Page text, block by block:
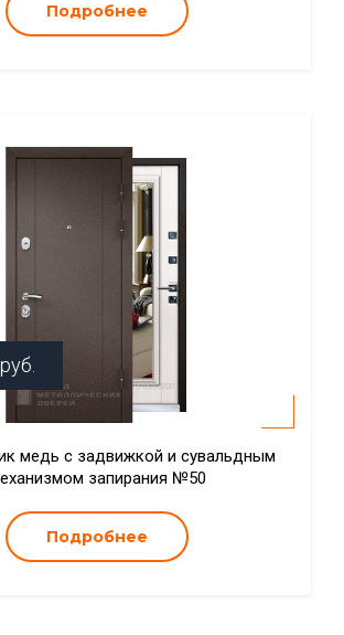
Подробнее
руб.
медь с задвижкой и сувальдным
запирания №50
Подробнее